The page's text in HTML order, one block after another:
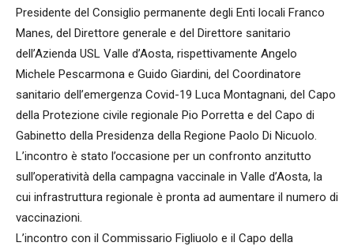
Presidente del Consiglio permanente degli Enti locali Franco
Manes, del Direttore generale e del Direttore sanitario
dell’Azienda USL Valle d’Aosta, rispettivamente Angelo
Michele Pescarmona e Guido Giardini, del Coordinatore
sanitario dell’emergenza Covid-19 Luca Montagnani, del Capo
della Protezione civile regionale Pio Porretta e del Capo di
Gabinetto della Presidenza della Regione Paolo Di Nicuolo.
L’incontro è stato l’occasione per un confronto anzitutto
sull’operatività della campagna vaccinale in Valle d’Aosta, la
cui infrastruttura regionale è pronta ad aumentare il numero di
vaccinazioni.
L’incontro con il Commissario Figliuolo e il Capo della